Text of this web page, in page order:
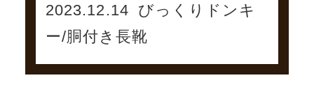
2023.12.14 びっくりドンキ
ー/胴付き長靴